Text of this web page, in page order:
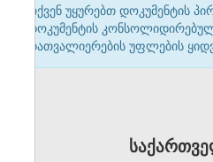
თქვენ უყურებთ დოკუმენტის
დოკუმენტის
დათვალიერების უფლების